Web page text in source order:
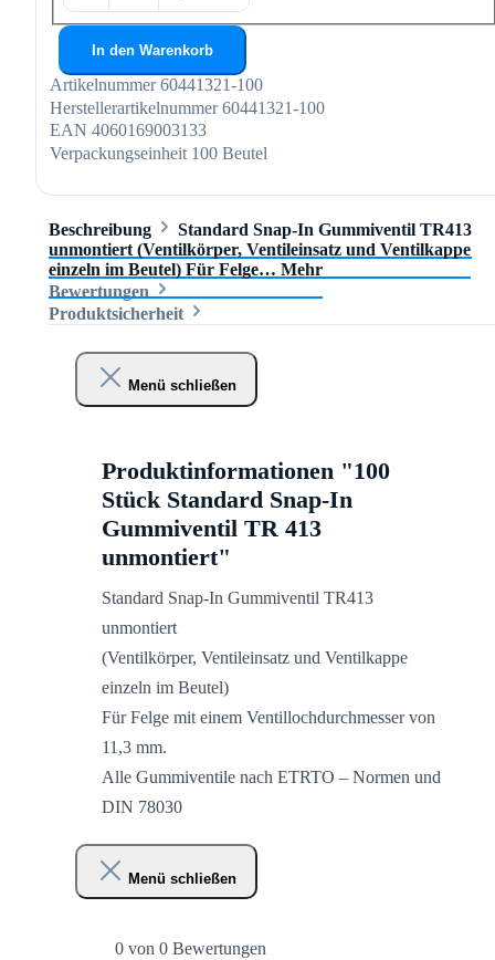
In den Warenkorb
Artikelnummer 60441321-100
Herstellerartikelnummer 60441321-100
EAN 4060169003133
Verpackungseinheit 100 Beutel
Beschreibung
Standard Snap-In Gummiventil TR413
unmontiert (Ventilkörper, Ventileinsatz und Ventilkappe
einzeln im Beutel) Für Felge… Mehr
Bewertungen
Produktsicherheit
Menü schließen
Produktinformationen "100
Stück Standard Snap-In
Gummiventil TR 413
unmontiert"
Standard Snap-In Gummiventil TR413
unmontiert
(Ventilkörper, Ventileinsatz und Ventilkappe
einzeln im Beutel)
Für Felge mit einem Ventillochdurchmesser von
11,3 mm.
Alle Gummiventile nach ETRTO – Normen und
DIN 78030
Menü schließen
0 von 0 Bewertungen